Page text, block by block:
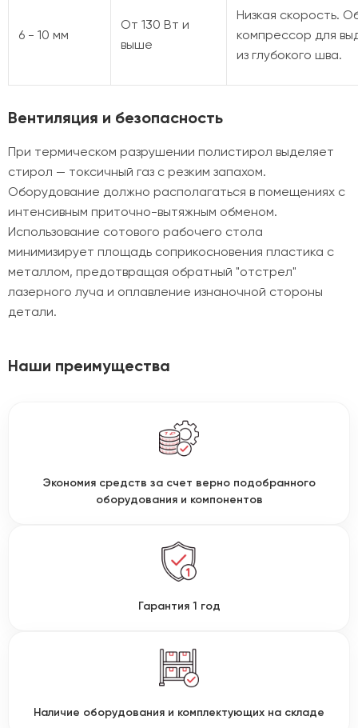
6 - 10 мм
От 130 Вт и
выше
Низкая скорость.
компрессор для
из глубокого шва.
Вентиляция и безопасность
При термическом разрушении полистирол выделяет
стирол — токсичный газ с резким запахом.
Оборудование должно располагаться в помещениях с
интенсивным приточно-вытяжным обменом.
Использование сотового рабочего стола
минимизирует площадь соприкосновения пластика с
металлом, предотвращая обратный "отстрел"
лазерного луча и оплавление изнаночной стороны
детали.
Наши преимущества
Экономия средств за счет верно подобранного
оборудования и компонентов
Гарантия 1 год
Наличие оборудования и комплектующих на складе